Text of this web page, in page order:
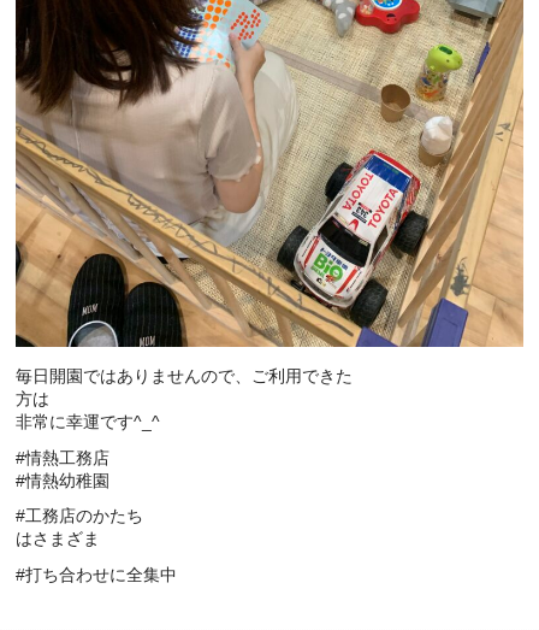
毎日開園ではありませんので、ご利用できた
方は
非常に幸運です^_^
#情熱工務店
#情熱幼稚園
#工務店のかたち
はさまざま
#打ち合わせに全集中